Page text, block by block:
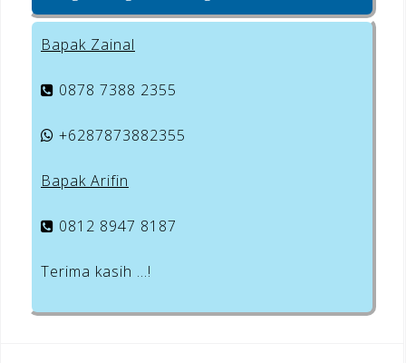
Bapak Zainal
0878 7388 2355
+6287873882355
Bapak Arifin
0812 8947 8187
Terima kasih …!